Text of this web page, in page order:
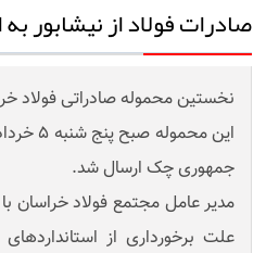
صادرات فولاد از نیشابور
نخستین محموله صادراتی فولاد
جمهوری چک ارسال شد.
مدیر عامل مجتمع فولاد خراسان
علت برخورداری از